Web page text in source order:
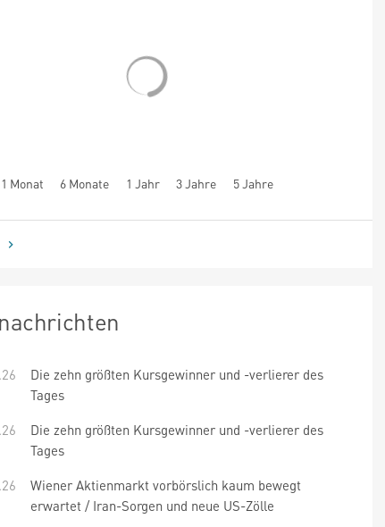
1 Monat 6 Monate 1 Jahr 3 Jahre 5 Jahre
Die zehn größten Kursgewinner und -verlierer des
Tages
Die zehn größten Kursgewinner und -verlierer des
Tages
Wiener Aktienmarkt vorbörslich kaum bewegt
erwartet / Iran-Sorgen und neue US-Zölle